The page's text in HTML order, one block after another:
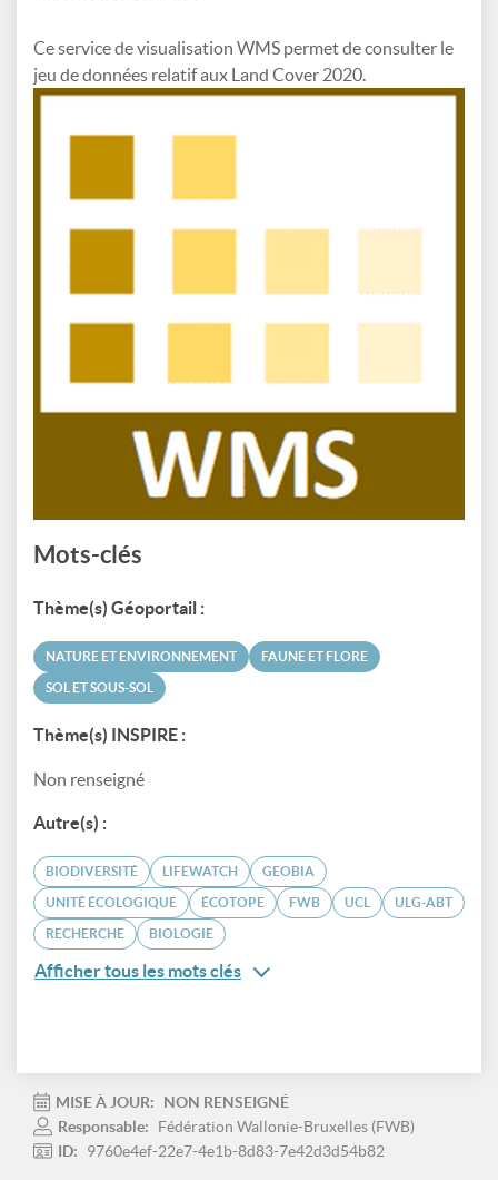
Ce service de visualisation WMS permet de consulter le
jeu de données relatif aux Land Cover 2020.
Mots-clés
Thème(s) Géoportail :
NATURE ET ENVIRONNEMENT FAUNE ET FLORE
SOL ET SOUS-SOL
Thème(s) INSPIRE :
Non renseigné
Autre(s) :
BIODIVERSITÉ LIFEWATCH GEOBIA
UNITÉ ÉCOLOGIQUE ÉCOTOPE FWB UCL ULG-ABT
RECHERCHE BIOLOGIE
Afficher tous les mots clés
MISE À JOUR:
NON RENSEIGNÉ
Responsable:
Fédération Wallonie-Bruxelles (FWB)
ID:
9760e4ef-22e7-4e1b-8d83-7e42d3d54b82